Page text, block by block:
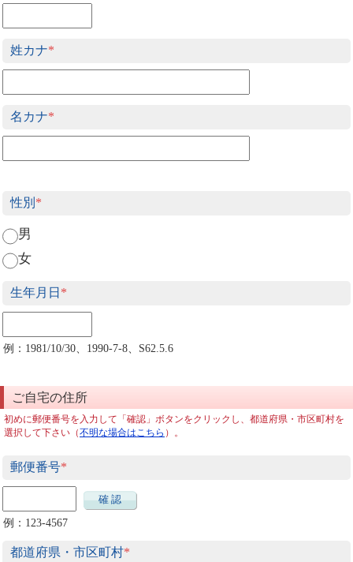
姓カナ*
名カナ*
性別 *
男
女
生年月日 *
例：1981/10/30、1990-7-8、S62.5.6
ご自宅の住所
初めに郵便番号を入力して「確認」ボタンをクリックし、都道府県・市区町村を
選択して下さい（不明な場合はこちら ）。
郵便番号*
確 認
例：123-4567
都道府県・市区町村*